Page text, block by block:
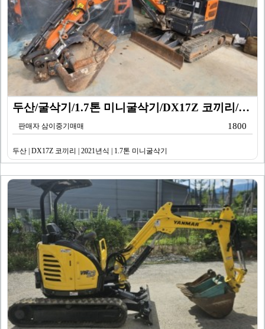
두산/굴삭기/1.7톤 미니굴삭기/DX17Z 코끼리/20…
판매자 삼이중기매매 1800
두산 | DX17Z 코끼리 | 2021년식 | 1.7톤 미니굴삭기